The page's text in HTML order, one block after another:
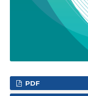
PDF